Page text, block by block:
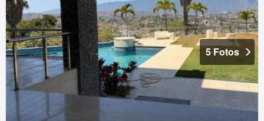
5 Fotos